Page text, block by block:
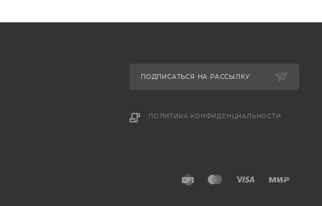
ПОДПИСАТЬСЯ НА РАССЫЛКУ
ПОЛИТИКА КОНФИДЕНЦИАЛЬНОСТИ